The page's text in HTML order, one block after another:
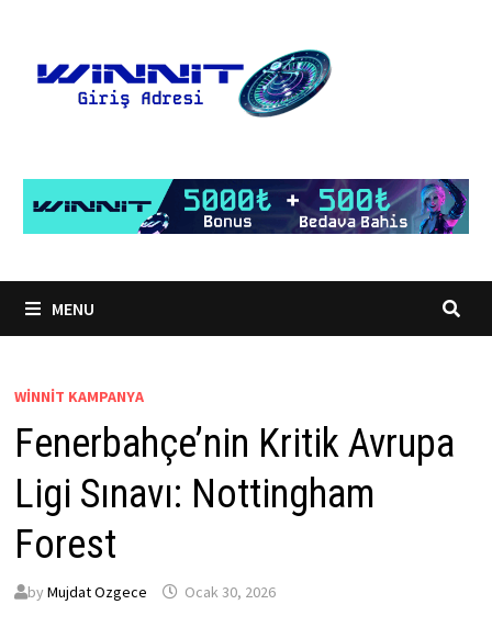
content
MENU
WINNIT KAMPANYA
Fenerbahçe’nin Kritik Avrupa
Ligi Sınavı: Nottingham
Forest
by Mujdat Ozgece Ocak 30, 2026